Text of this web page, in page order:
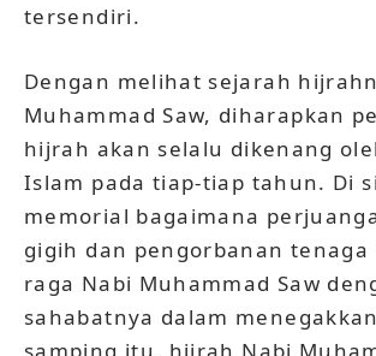
tersendiri.
Dengan melihat sejarah
Muhammad Saw, diharapkan
hijrah akan selalu dikenang
Islam pada tiap-tiap tahun. Di
memorial bagaimana
gigih dan pengorbanan tenaga
raga Nabi Muhammad Saw
sahabatnya dalam
samping itu, hijrah Nabi